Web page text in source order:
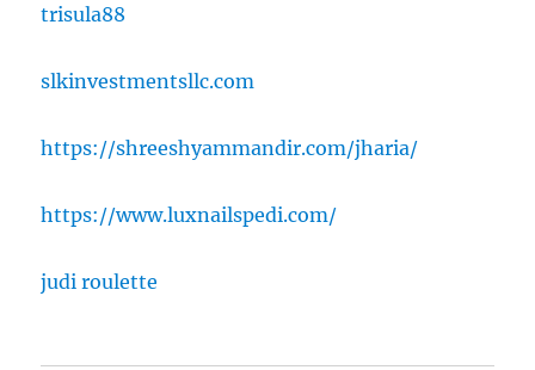
trisula88
slkinvestmentsllc.com
https://shreeshyammandir.com/jharia/
https://www.luxnailspedi.com/
judi roulette